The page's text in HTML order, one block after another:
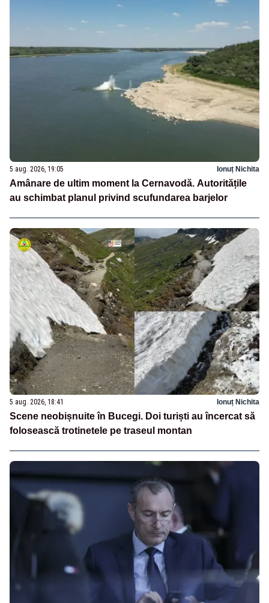
5 aug. 2026, 19:05 Ionuț Nichita
Amânare de ultim moment la Cernavodă. Autoritățile
au schimbat planul privind scufundarea barjelor
5 aug. 2026, 18:41 Ionuț Nichita
Scene neobișnuite în Bucegi. Doi turiști au încercat să
folosească trotinetele pe traseul montan